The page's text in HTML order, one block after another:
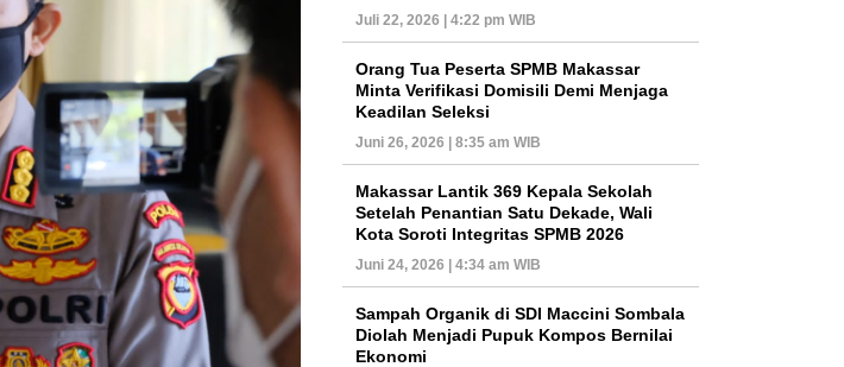
Juli 22, 2026 | 4:22 pm WIB
Orang Tua Peserta SPMB Makassar
Minta Verifikasi Domisili Demi Menjaga
Keadilan Seleksi
Juni 26, 2026 | 8:35 am WIB
Makassar Lantik 369 Kepala Sekolah
Setelah Penantian Satu Dekade, Wali
Kota Soroti Integritas SPMB 2026
Juni 24, 2026 | 4:34 am WIB
Sampah Organik di SDI Maccini Sombala
Diolah Menjadi Pupuk Kompos Bernilai
Ekonomi